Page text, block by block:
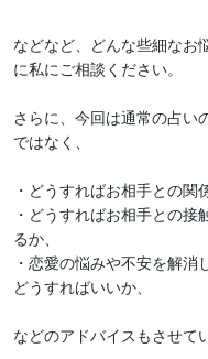
などなど、どんな些細なお
に私にご相談ください。
さらに、今回は通常の占い
ではなく、
・どうすればお相手との関
・どうすればお相手との
るか、
・恋愛の悩みや不安を解
どうすればいいか、
などのアドバイスもさせて